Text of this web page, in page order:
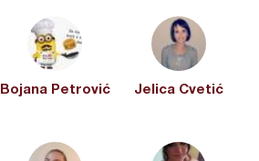
Bojana Petrović Jelica Cvetić